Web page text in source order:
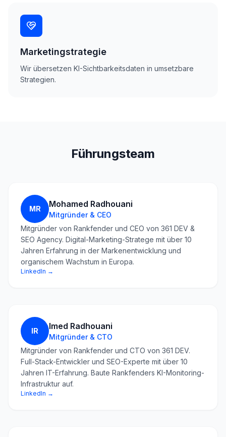
Marketingstrategie
Wir übersetzen KI-Sichtbarkeitsdaten in umsetzbare
Strategien.
Führungsteam
MR Mohamed Radhouani
Mitgründer & CEO
Mitgründer von Rankfender und CEO von 361 DEV &
SEO Agency. Digital-Marketing-Stratege mit über 10
Jahren Erfahrung in der Markenentwicklung und
organischem Wachstum in Europa.
LinkedIn →
IR Imed Radhouani
Mitgründer & CTO
Mitgründer von Rankfender und CTO von 361 DEV.
Full-Stack-Entwickler und SEO-Experte mit über 10
Jahren IT-Erfahrung. Baute Rankfenders KI-Monitoring-
Infrastruktur auf.
LinkedIn →